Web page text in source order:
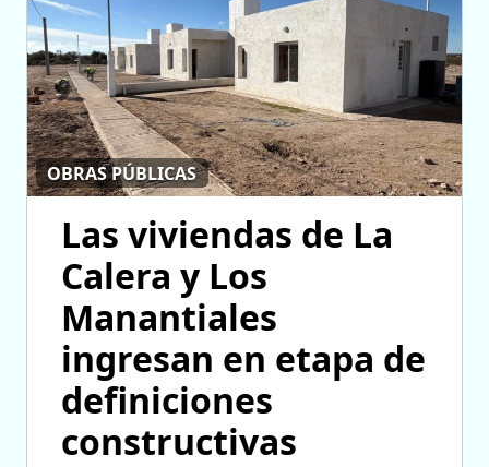
OBRAS PÚBLICAS
Las viviendas de La
Calera y Los
Manantiales
ingresan en etapa de
definiciones
constructivas